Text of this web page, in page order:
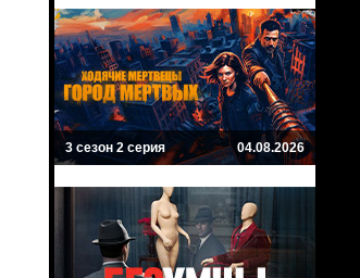
3 сезон 2 серия 04.08.2026